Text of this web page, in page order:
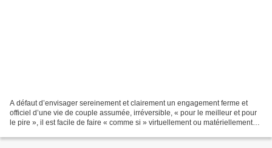
A défaut d’envisager sereinement et clairement un engagement ferme et
officiel d’une vie de couple assumée, irréversible, « pour le meilleur et pour
le pire », il est facile de faire « comme si » virtuellement ou matériellement